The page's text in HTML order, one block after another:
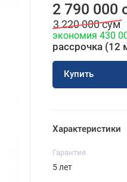
2 790 000
3 220 000 сум
экономия 430
рассрочка (12
Купить
Характеристики
Гарантия
5 лет